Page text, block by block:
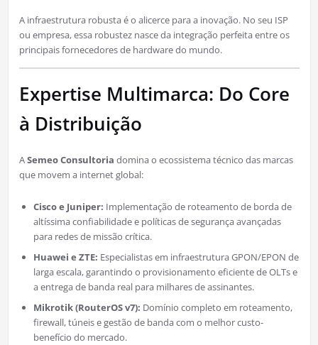
A infraestrutura robusta é o alicerce para a inovação. No seu ISP
ou empresa, essa robustez nasce da integração perfeita entre os
principais fornecedores de hardware do mundo.
Expertise Multimarca: Do Core
à Distribuição
ASemeo Consultoria domina o ecossistema técnico das marcas
que movem a internet global:
Cisco e Juniper: Implementação de roteamento de borda de
altíssima confiabilidade e políticas de segurança avançadas
para redes de missão crítica.
Huawei e ZTE: Especialistas em infraestrutura GPON/EPON de
larga escala, garantindo o provisionamento eficiente de OLTs e
a entrega de banda real para milhares de assinantes.
Mikrotik (RouterOS v7): Domínio completo em roteamento,
firewall, túneis e gestão de banda com o melhor custo-
benefício do mercado.